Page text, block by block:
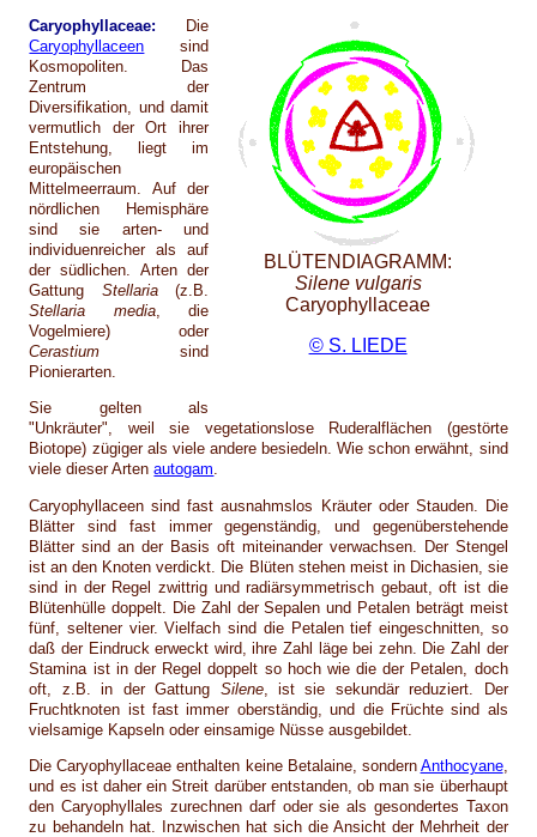
BLÜTENDIAGRAMM:
Silene vulgaris
Caryophyllaceae
© S. LIEDE
Caryophyllaceae: Die
Caryophyllaceen sind
Kosmopoliten. Das
Zentrum der
Diversifikation, und damit
vermutlich der Ort ihrer
Entstehung, liegt im
europäischen
Mittelmeerraum. Auf der
nördlichen Hemisphäre
sind sie arten- und
individuenreicher als auf
der südlichen. Arten der
Gattung Stellaria(z.B.
Stellaria media, die
Vogelmiere) oder
Cerastium sind
Pionierarten.
Sie gelten als
"Unkräuter", weil sie vegetationslose Ruderalflächen (gestörte
Biotope) zügiger als viele andere besiedeln. Wie schon erwähnt, sind
viele dieser Artenautogam.
Caryophyllaceen sind fast ausnahmslos Kräuter oder Stauden. Die
Blätter sind fast immer gegenständig, und gegenüberstehende
Blätter sind an der Basis oft miteinander verwachsen. Der Stengel
ist an den Knoten verdickt. Die Blüten stehen meist in Dichasien, sie
sind in der Regel zwittrig und radiärsymmetrisch gebaut, oft ist die
Blütenhülle doppelt. Die Zahl der Sepalen und Petalen beträgt meist
fünf, seltener vier. Vielfach sind die Petalen tief eingeschnitten, so
daß der Eindruck erweckt wird, ihre Zahl läge bei zehn. Die Zahl der
Stamina ist in der Regel doppelt so hoch wie die der Petalen, doch
oft, z.B. in der Gattung Silene, ist sie sekundär reduziert. Der
Fruchtknoten ist fast immer oberständig, und die Früchte sind als
vielsamige Kapseln oder einsamige Nüsse ausgebildet.
Die Caryophyllaceae enthalten keine Betalaine, sondern Anthocyane,
und es ist daher ein Streit darüber entstanden, ob man sie überhaupt
den Caryophyllales zurechnen darf oder sie als gesondertes Taxon
zu behandeln hat. Inzwischen hat sich die Ansicht der Mehrheit der